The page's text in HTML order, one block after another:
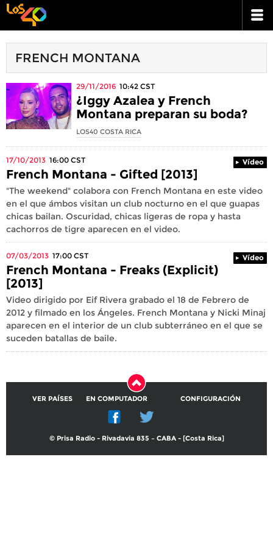
FRENCH MONTANA
29/11/2016 10:42 CST
¿Iggy Azalea y French
Montana preparan su boda?
LOS40 COSTA RICA
17/10/2013 16:00 CST Vídeo
French Montana - Gifted [2013]
"The weekend" colabora con French Montana en este video
en el que ámbos visitan un club nocturno en el que guapas
chicas bailan. Oscuridad, chicas ligeras de ropa y hasta
cachorros de tigre aparecen en el video.
07/03/2013 17:00 CST Vídeo
French Montana - Freaks (Explicit)
[2013]
Video dirigido por Eif Rivera grabado el 18 de Febrero de
2012 y filmado en los Ángeles. French Montana y Nicki Minaj
aparecen en el interior de un club subterráneo en el que se
suceden batallas de baile.
VER PAÍSES EN COMPUTADOR CONFIGURACIÓN
© Prisa Radio - Rivadavia 835 – CABA - [Costa Rica]